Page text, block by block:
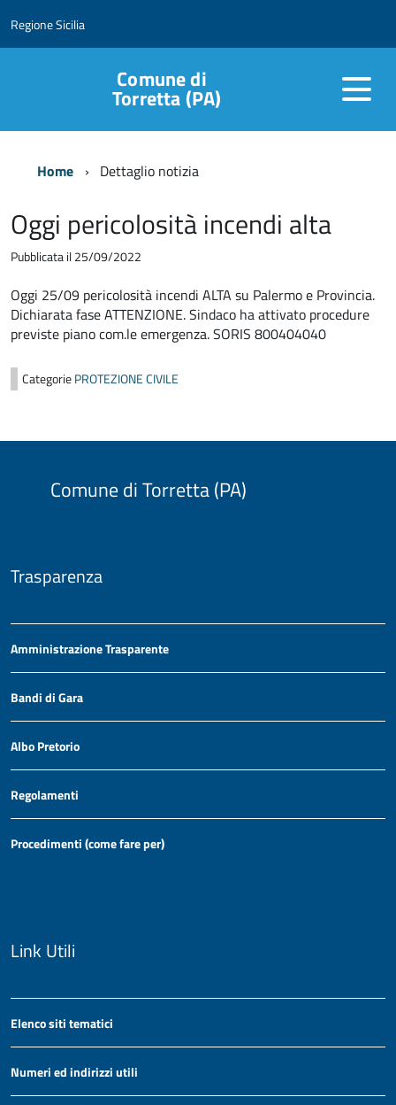
Regione Sicilia
Comune di
Torretta (PA)
Home Dettaglio notizia
Oggi pericolosità incendi alta
Pubblicata il 25/09/2022
Oggi 25/09 pericolosità incendi ALTA su Palermo e Provincia.
Dichiarata fase ATTENZIONE. Sindaco ha attivato procedure
previste piano com.le emergenza. SORIS 800404040
CategoriePROTEZIONE CIVILE
Comune di Torretta (PA)
Trasparenza
Amministrazione Trasparente
Bandi di Gara
Albo Pretorio
Regolamenti
Procedimenti (come fare per)
Link Utili
Elenco siti tematici
Numeri ed indirizzi utili